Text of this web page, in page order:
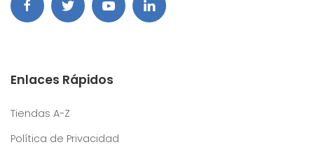
Enlaces Rápidos
Tiendas A-Z
Política de Privacidad